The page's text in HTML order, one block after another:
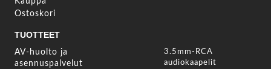
Ostoskori
TUOTTEET
AV-huolto ja
asennuspalvelut
3.5mm-RCA
audiokaapelit